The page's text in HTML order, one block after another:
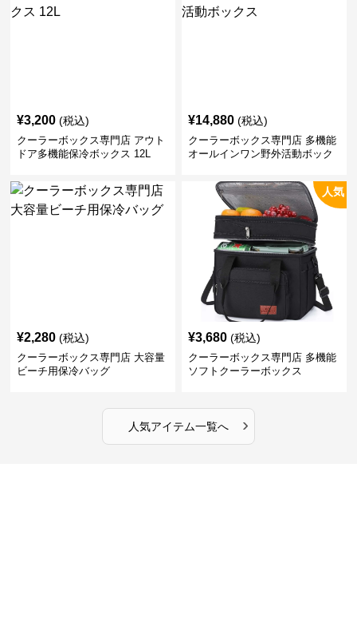
¥3,200 (税込)
クーラーボックス専門店 アウト
ドア多機能保冷ボックス 12L
¥14,880 (税込)
クーラーボックス専門店 多機能
オールインワン野外活動ボック
¥2,280 (税込)
クーラーボックス専門店 大容量
ビーチ用保冷バッグ
人気
¥3,680 (税込)
クーラーボックス専門店 多機能
ソフトクーラーボックス
人気アイテム一覧へ ›